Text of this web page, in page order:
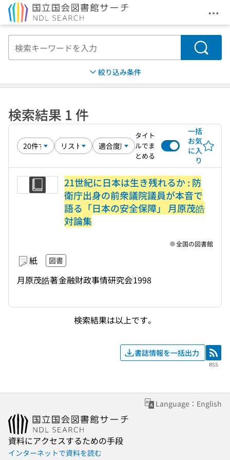
メ
検索
絞り込み条件
検索結果 1 件
タイト
ルでま
とめる
一括
お気
に入
り
21世紀に日本は生き残れるか : 防
衛庁出身の前衆議院議員が本音で
語る「日本の安全保障」 月原茂皓
対論集
紙 図書
月原茂皓著金融財政事情研究会1998
全国の図書館
検索結果は以上です。
書誌情報を一括出力 RSS
RSS
Language：English
資料にアクセスするための手段
インターネットで資料を読む